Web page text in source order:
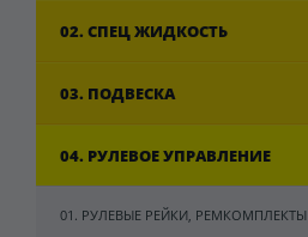
02. СПЕЦ ЖИДКОСТЬ
03. ПОДВЕСКА
04. РУЛЕВОЕ УПРАВЛЕНИЕ
01. РУЛЕВЫЕ РЕЙКИ, РЕМКОМПЛЕКТЫ